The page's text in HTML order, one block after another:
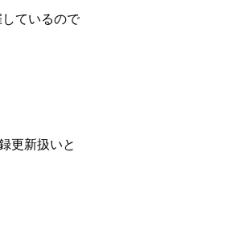
ているので
更新扱いと